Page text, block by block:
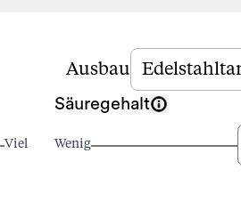
Ausbau
Viel
Säuregehalt
Wenig